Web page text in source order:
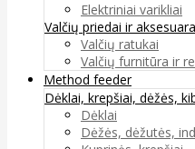
Elektriniai varikliai
Valčių priedai ir
Valčių ratukai
Valčių furnitūra ir
Method feeder
Dėklai, krepšiai, dėžės,
Dėklai
Dėžės, dėžutės,